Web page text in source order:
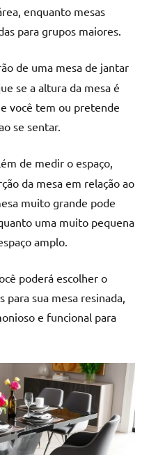
enquanto mesas
para grupos maiores.
de uma mesa de jantar
se a altura da mesa é
você tem ou pretende
se sentar.
de medir o espaço,
da mesa em relação ao
muito grande pode
uma muito pequena
amplo.
poderá escolher o
para sua mesa resinada,
e funcional para